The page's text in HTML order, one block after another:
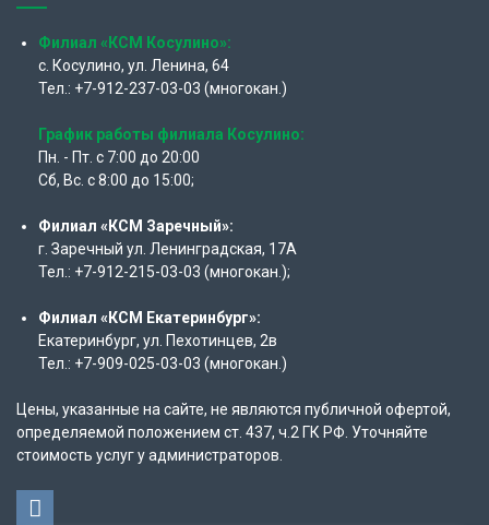
Филиал «КСМ Косулино»:
с. Косулино, ул. Ленина, 64
Тел.: +7-912-237-03-03 (многокан.)
График работы филиала Косулино:
Пн. - Пт. с 7:00 до 20:00
Сб, Вс. с 8:00 до 15:00;
Филиал «КСМ Заречный»:
г. Заречный ул. Ленинградская, 17А
Тел.: +7-912-215-03-03 (многокан.);
Филиал «КСМ Екатеринбург»:
Екатеринбург, ул. Пехотинцев, 2в
Тел.: +7-909-025-03-03 (многокан.)
Цены, указанные на сайте, не являются публичной офертой,
определяемой положением ст. 437, ч.2 ГК РФ. Уточняйте
стоимость услуг у администраторов.